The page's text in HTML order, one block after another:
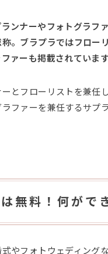
ンナーやフォトグラフ
。ブラプラではフロー
ァーも掲載されています
とフローリストを兼任
ファーを兼任するサプ
無料！何がで
やフォトウェディング